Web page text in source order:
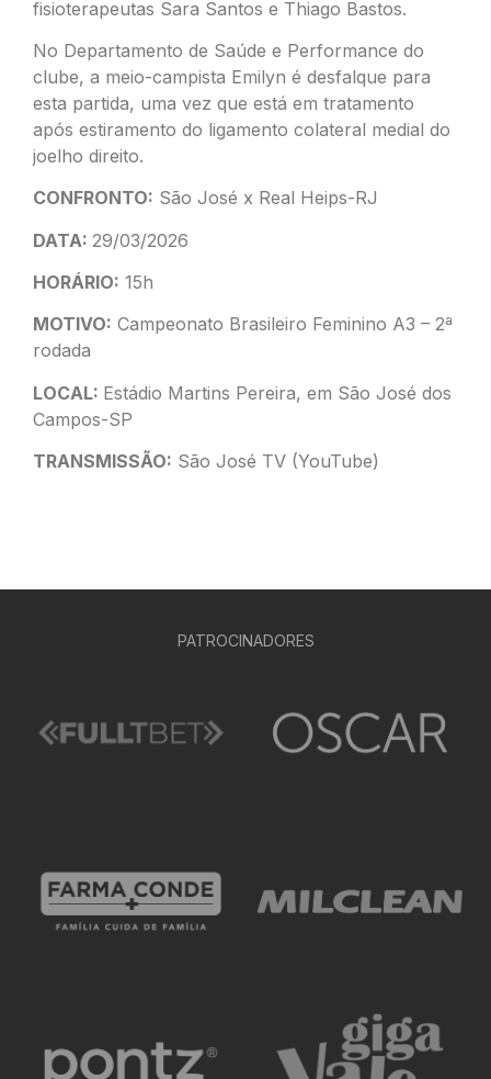
fisioterapeutas Sara Santos e Thiago Bastos.
No Departamento de Saúde e Performance do
clube, a meio-campista Emilyn é desfalque para
esta partida, uma vez que está em tratamento
após estiramento do ligamento colateral medial do
joelho direito.
CONFRONTO: São José x Real Heips-RJ
DATA: 29/03/2026
HORÁRIO: 15h
MOTIVO: Campeonato Brasileiro Feminino A3 – 2ª
rodada
LOCAL: Estádio Martins Pereira, em São José dos
Campos-SP
TRANSMISSÃO: São José TV (YouTube)
PATROCINADORES